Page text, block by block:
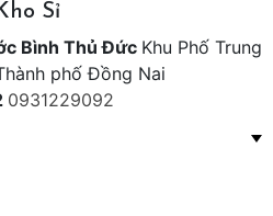
Sỉ
Bình Thủ Đức Khu Phố Trung
phố Đồng Nai
0931229092